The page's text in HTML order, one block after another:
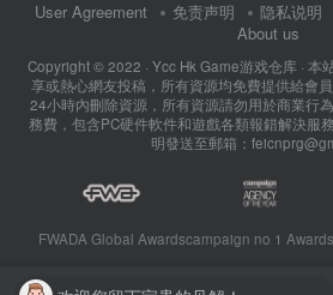
User Agreement 免责声明 隐私说明
About us
Copyright © 2022 · Ycc Hk Game游戏仓库 · 本
享或熱心網友投稿，所有資源均免費提供給會
24小時內刪除資源，所有資源請勿用於商業行
務費，包含PC硬件軟件和遊戲各類報錯解決服
明發送至郵箱：
FWADA Global Awardscampaign no 1 Awards